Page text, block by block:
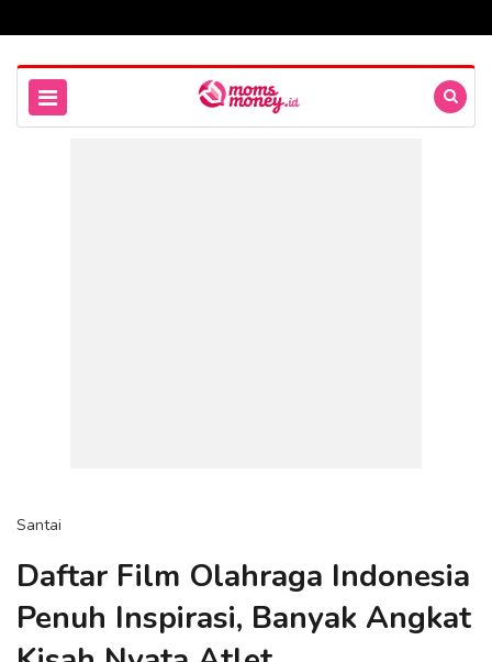
Santai
Daftar Film Olahraga Indonesia
Penuh Inspirasi, Banyak Angkat